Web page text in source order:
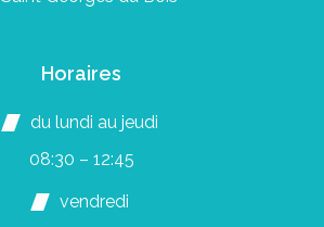
Horaires
du lundi au jeudi
08:30 – 12:45
vendredi